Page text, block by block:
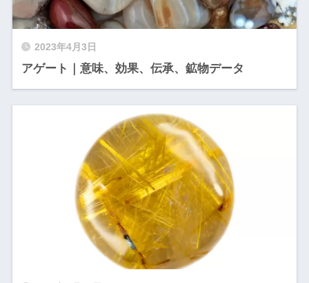
2023年4月3日
アゲート｜意味、効果、伝承、鉱物データ